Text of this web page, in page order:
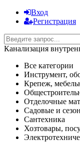
Вход
Регистрация
Канализация
Все категории
Инструмент,
Крепеж,
Отделочные
Садовые и
Сантехника
Хозтовары,